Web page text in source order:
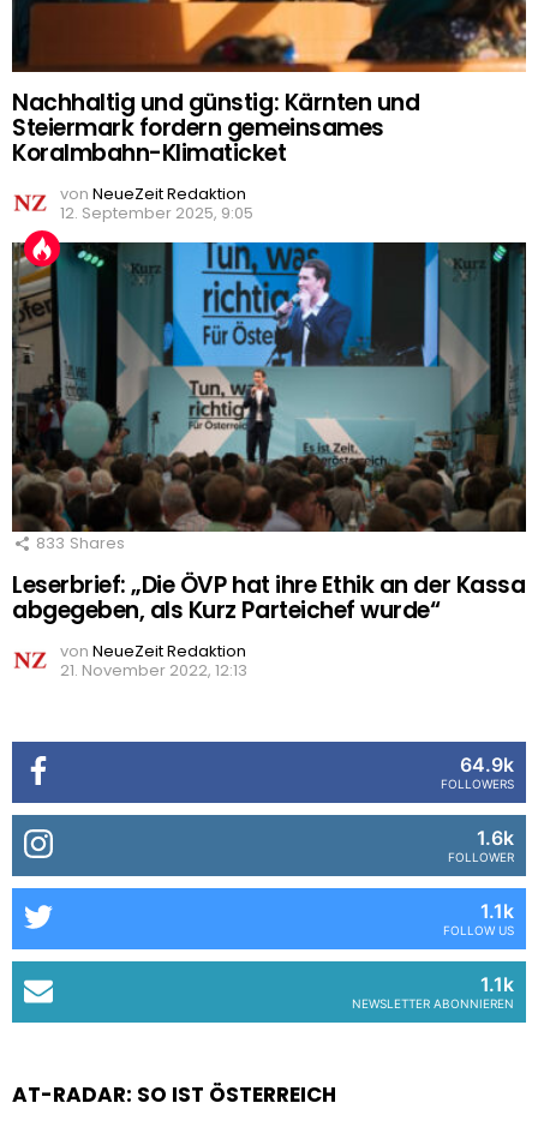
Nachhaltig und günstig: Kärnten und
Steiermark fordern gemeinsames
Koralmbahn-Klimaticket
von NeueZeit Redaktion
12. September 2025, 9:05
833 Shares
Leserbrief: „Die ÖVP hat ihre Ethik an der Kassa
abgegeben, als Kurz Parteichef wurde“
von NeueZeit Redaktion
21. November 2022, 12:13
64.9k
FOLLOWERS
1.6k
FOLLOWER
1.1k
FOLLOW US
1.1k
NEWSLETTER ABONNIEREN
AT-RADAR: SO IST ÖSTERREICH